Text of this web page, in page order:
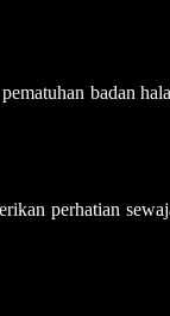
badan
perhatian